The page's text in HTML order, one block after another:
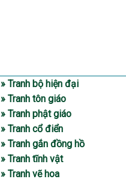
» Tranh bộ hiện đại
» Tranh tôn giáo
» Tranh phật giáo
» Tranh cổ điển
» Tranh gắn đồng hồ
» Tranh tĩnh vật
» Tranh vẽ hoa